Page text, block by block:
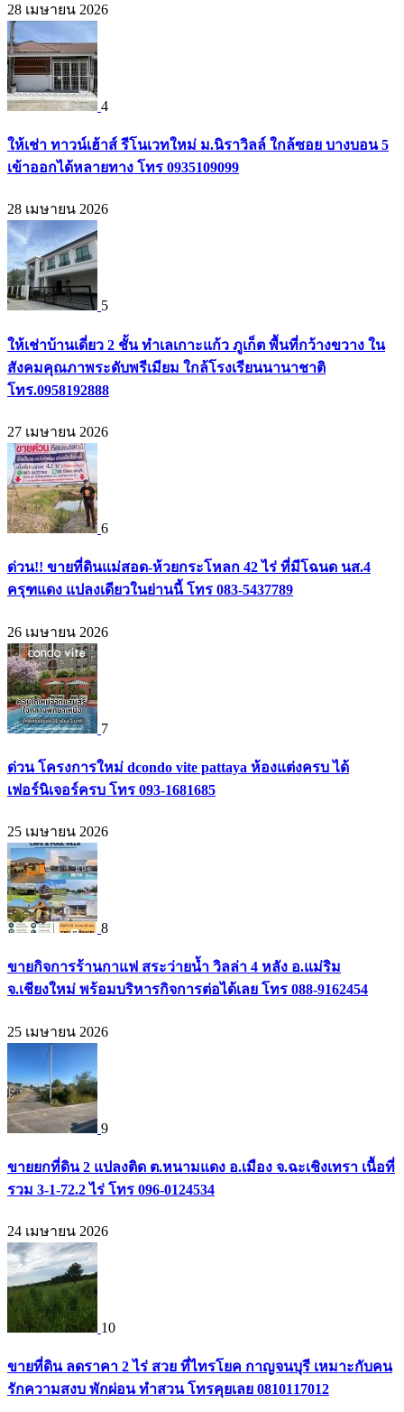
28 เมษายน 2026
4
ให้เช่า ทาวน์เฮ้าส์ รีโนเวทใหม่ ม.นิราวิลล์ ใกล้ซอย บางบอน 5
เข้าออกได้หลายทาง โทร 0935109099
28 เมษายน 2026
5
ให้เช่าบ้านเดี่ยว 2 ชั้น ทำเลเกาะแก้ว ภูเก็ต พื้นที่กว้างขวาง ใน
สังคมคุณภาพระดับพรีเมียม ใกล้โรงเรียนนานาชาติ
โทร.0958192888
27 เมษายน 2026
6
ด่วน!! ขายที่ดินแม่สอด-ห้วยกระโหลก 42 ไร่ ที่มีโฉนด นส.4
ครุฑแดง แปลงเดียวในย่านนี้ โทร 083-5437789
26 เมษายน 2026
7
ด่วน โครงการใหม่ dcondo vite pattaya ห้องแต่งครบ ได้
เฟอร์นิเจอร์ครบ โทร 093-1681685
25 เมษายน 2026
8
ขายกิจการร้านกาแฟ สระว่ายน้ำ วิลล่า 4 หลัง อ.แม่ริม
จ.เชียงใหม่ พร้อมบริหารกิจการต่อได้เลย โทร 088-9162454
25 เมษายน 2026
9
ขายยกที่ดิน 2 แปลงติด ต.หนามแดง อ.เมือง จ.ฉะเชิงเทรา เนื้อที่
รวม 3-1-72.2 ไร่ โทร 096-0124534
24 เมษายน 2026
10
ขายที่ดิน ลดราคา 2 ไร่ สวย ที่ไทรโยค กาญจนบุรี เหมาะกับคน
รักความสงบ พักผ่อน ทำสวน โทรคุยเลย 0810117012